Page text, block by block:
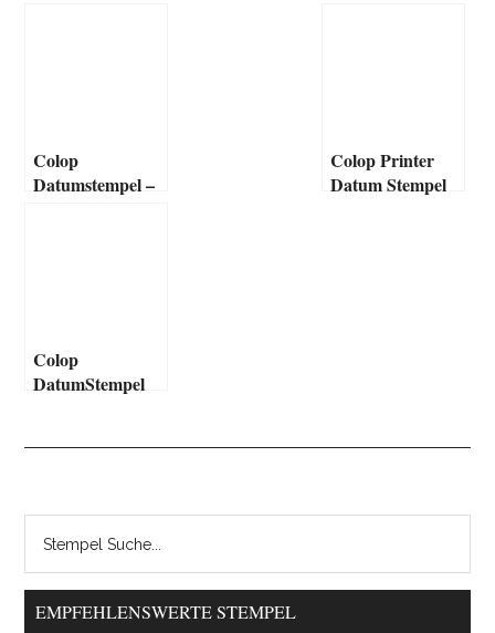
Colop
Datumstempel –
Colop Printer
Datum Stempel
Colop
DatumStempel
EMPFEHLENSWERTE STEMPEL